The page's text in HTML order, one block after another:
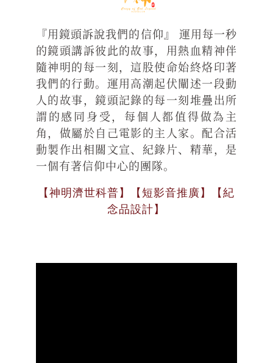
『用鏡頭訴說我們的信仰』 運用每一秒
的鏡頭講訴彼此的故事，用熱血精神伴
隨神明的每一刻，這股使命始終烙印著
我們的行動。運用高潮起伏闡述一段動
人的故事，鏡頭記錄的每一刻堆疊出所
謂的感同身受，每個人都值得做為主
角，做屬於自己電影的主人家。配合活
動製作出相關文宣、紀錄片、精華，是
一個有著信仰中心的團隊。
【神明濟世科普】【短影音推廣】【紀
念品設計】